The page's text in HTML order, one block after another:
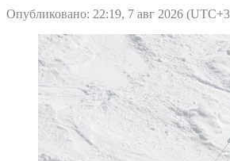
Опубликовано: 22:19, 7 авг 2026